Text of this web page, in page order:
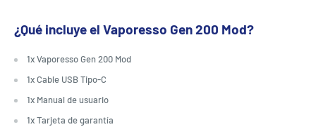
¿Qué incluye el Vaporesso Gen 200 Mod?
1x Vaporesso Gen 200 Mod
1x Cable USB Tipo-C
1x Manual de usuario
1x Tarjeta de garantía